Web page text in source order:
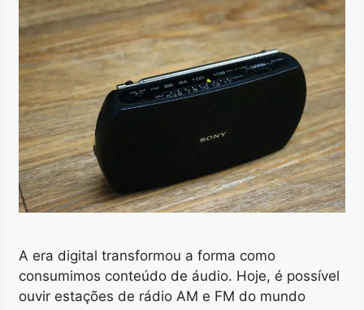
A era digital transformou a forma como
consumimos conteúdo de áudio. Hoje, é possível
ouvir estações de rádio AM e FM do mundo